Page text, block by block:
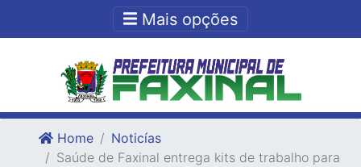
Ir para o fim do conteudo
Mais opções
Home
Noticías
Saúde de Faxinal entrega kits de trabalho para